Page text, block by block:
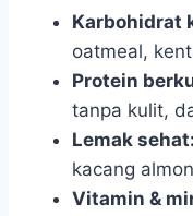
Karbohidrat
oatmeal,
Protein
tanpa kulit,
Lemak sehat:
kacang
Vitamin &